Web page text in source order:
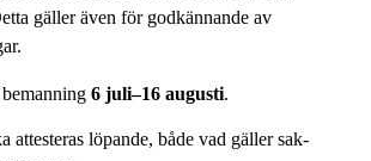
gäller även för godkännande av
6 juli–16 augusti.
attesteras löpande, både vad gäller sak-